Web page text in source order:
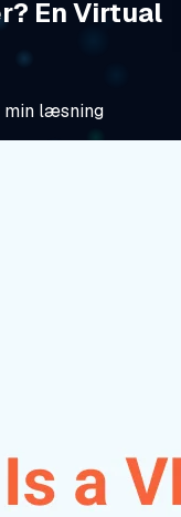
En Virtual
min læsning